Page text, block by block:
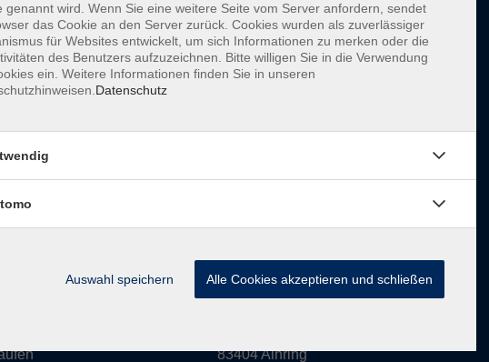
& Leben
Aktuelles
Mediathek
Über uns
in Laufen: vor Ort in Ainring:
83404 Ainring
genannt wird. Wenn Sie eine weitere Seite vom Server anfordern, sendet
das Cookie an den Server zurück. Cookies wurden als zuverlässiger
für Websites entwickelt, um sich Informationen zu merken oder die
des Benutzers aufzuzeichnen. Bitte willigen Sie in die Verwendung
ein. Weitere Informationen finden Sie in unseren
Datenschutz
Auswahl speichern Alle Cookies akzeptieren und schließen